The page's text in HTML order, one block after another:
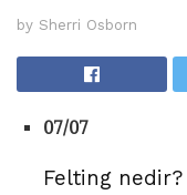
by Sherri Osborn
07/07
Felting nedir?